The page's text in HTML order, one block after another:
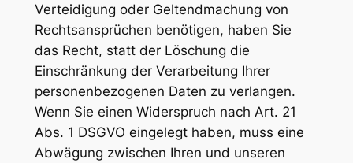
Verteidigung oder Geltendmachung von
Rechtsansprüchen benötigen, haben Sie
das Recht, statt der Löschung die
Einschränkung der Verarbeitung Ihrer
personenbezogenen Daten zu verlangen.
Wenn Sie einen Widerspruch nach Art. 21
Abs. 1 DSGVO eingelegt haben, muss eine
Abwägung zwischen Ihren und unseren